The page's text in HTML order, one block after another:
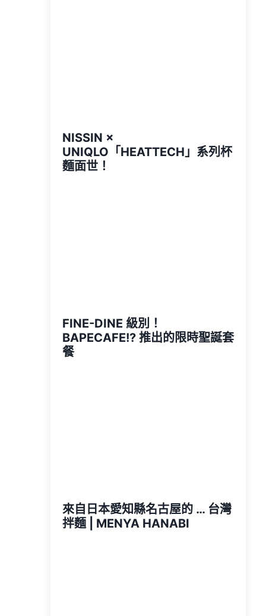
NISSIN ×
UNIQLO「HEATTECH」系列杯
麵面世！
FINE-DINE 級別！
BAPECAFE!? 推出的限時聖誕套
餐
來自日本愛知縣名古屋的 … 台灣
拌麵 | MENYA HANABI